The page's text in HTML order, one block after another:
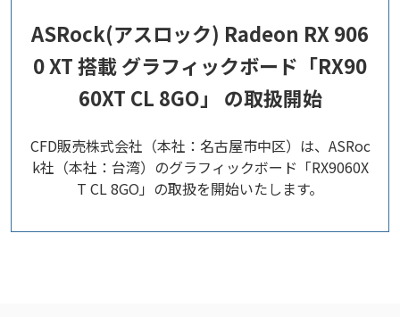
ASRock(アスロック) Radeon RX 906
0 XT 搭載 グラフィックボード「RX90
60XT CL 8GO」 の取扱開始
CFD販売株式会社（本社：名古屋市中区）は、ASRoc
k社（本社：台湾）のグラフィックボード「RX9060X
T CL 8GO」の取扱を開始いたします。